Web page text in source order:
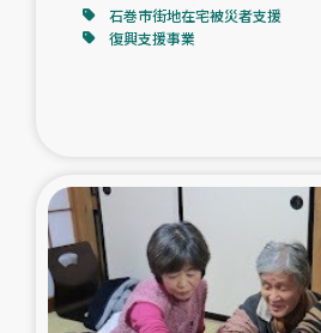
ミャンマー緊
タイ国境ミャンマー移
漁民によるマングロ
石巻市街地在宅被災者支援
復興支援事業